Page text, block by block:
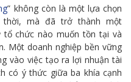
” không còn là một lựa chọn
mà đã trở thành một
tổ chức nào muốn tồn tại và
Một doanh nghiệp bền vững
vào việc tạo ra lợi nhuận tài
có ý thức giữa ba khía cạnh